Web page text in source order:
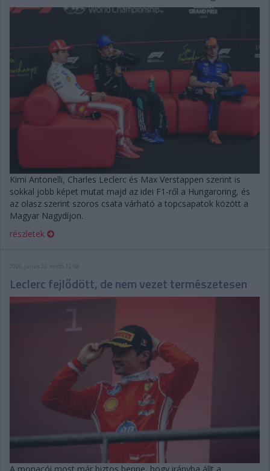
Kimi Antonelli, Charles Leclerc és Max Verstappen szerint is
sokkal jobb képet mutat majd az idei F1-ről a Hungaroring, és
az olasz szerint szoros csata várható a topcsapatok között a
Magyar Nagydíjon.
részletek
2026. július 20. hétfő, 12:58
Leclerc fejlődött, de nem vezet természetesen